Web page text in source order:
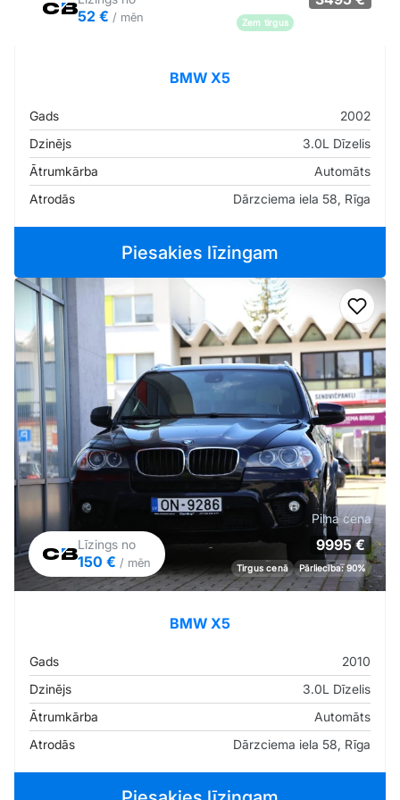
52 € / mēn Zem tirgus
BMW X5
Gads
2002
Dzinējs
3.0L Dīzelis
Ātrumkārba
Automāts
Atrodās
Dārzciema iela 58, Rīga
Piesakies līzingam
Līzings no
150 € / mēn
Pilna cena
9995 €
Tirgus cenā Pārliecība: 90%
BMW X5
Gads
2010
Dzinējs
3.0L Dīzelis
Ātrumkārba
Automāts
Atrodās
Dārzciema iela 58, Rīga